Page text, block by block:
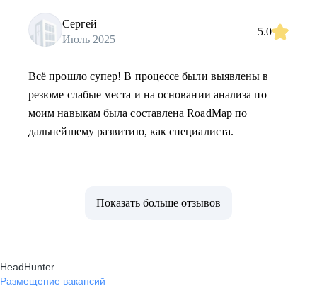
Сергей
Июль 2025
5.0
Всё прошло супер! В процессе были выявлены в
резюме слабые места и на основании анализа по
моим навыкам была составлена RoadMap по
дальнейшему развитию, как специалиста.
Показать больше отзывов
HeadHunter
Размещение вакансий